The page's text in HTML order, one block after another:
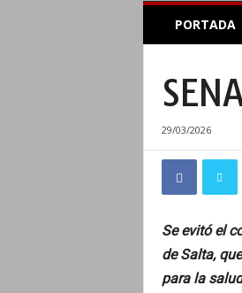
E
A
PORTADA
29/03/2026
Se evitó el
de Salta,
para la